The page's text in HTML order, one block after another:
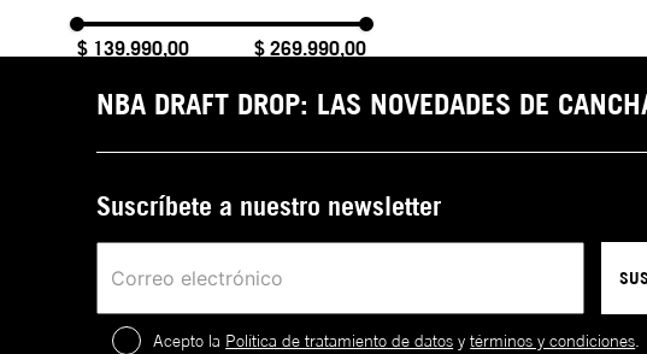
$ 139.990,00 $ 269.990,00
NBA DRAFT DROP: LAS NOVEDADES DE
Suscríbete a nuestro newsletter
Acepto la Política de tratamiento de datos ytérminos y condiciones